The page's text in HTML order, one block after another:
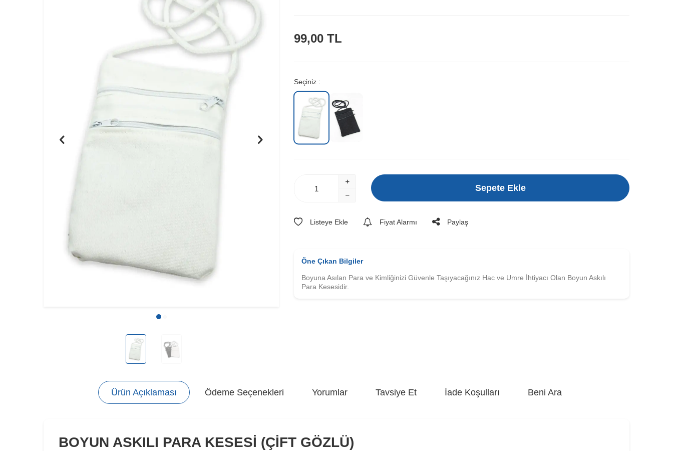
99,00 TL
Seçiniz :
Sepete Ekle
Listeye Ekle Fiyat Alarmı Paylaş
Öne Çıkan Bilgiler
Boyuna Asılan Para ve Kimliğinizi Güvenle Taşıyacağınız Hac ve Umre İhtiyacı Olan Boyun Askılı
Para Kesesidir.
Ürün Açıklaması Ödeme Seçenekleri Yorumlar Tavsiye Et İade Koşulları Beni Ara
BOYUN ASKILI PARA KESESİ (ÇİFT GÖZLÜ)